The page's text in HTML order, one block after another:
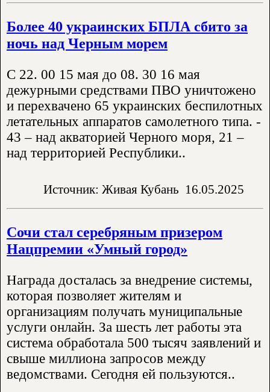
Более 40 украинских БПЛА сбито за
ночь над Черным морем
С 22. 00 15 мая до 08. 30 16 мая
дежурными средствами ПВО уничтожено
и перехвачено 65 украинских беспилотных
летательных аппаратов самолетного типа. -
43 – над акваторией Черного моря, 21 –
над территорией Республики..
Источник: Живая Кубань 16.05.2025
Сочи стал серебряным призером
Нацпремии «Умный город»
Награда досталась за внедрение системы,
которая позволяет жителям и
организациям получать муниципальные
услуги онлайн. За шесть лет работы эта
система обработала 500 тысяч заявлений и
свыше миллиона запросов между
ведомствами. Сегодня ей пользуются..